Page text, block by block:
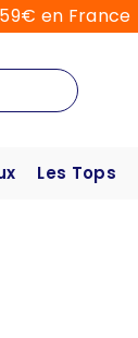
en France
Les Tops